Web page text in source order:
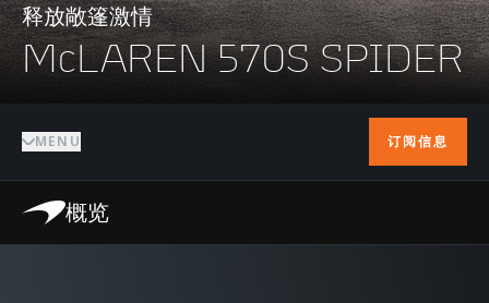
释放敞篷激情
McLAREN 570S SPIDER
MENU 订阅信息
概览